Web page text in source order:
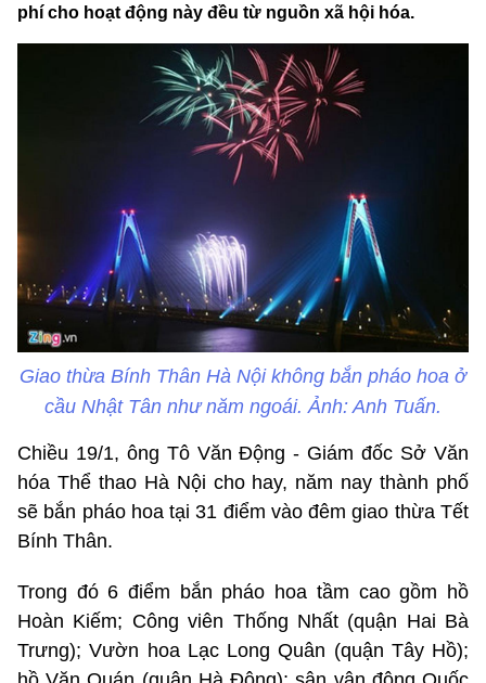
phí cho hoạt động này đều từ nguồn xã hội hóa.
Giao thừa Bính Thân Hà Nội không bắn pháo hoa ở
cầu Nhật Tân như năm ngoái. Ảnh: Anh Tuấn.
Chiều 19/1, ông Tô Văn Động - Giám đốc Sở Văn
hóa Thể thao Hà Nội cho hay, năm nay thành phố
sẽ bắn pháo hoa tại 31 điểm vào đêm giao thừa Tết
Bính Thân.
Trong đó 6 điểm bắn pháo hoa tầm cao gồm hồ
Hoàn Kiếm; Công viên Thống Nhất (quận Hai Bà
Trưng); Vườn hoa Lạc Long Quân (quận Tây Hồ);